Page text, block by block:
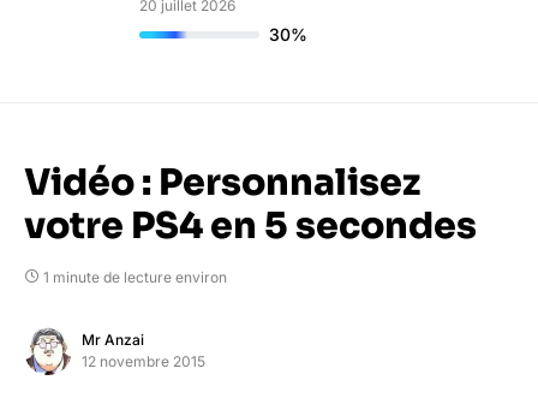
20 juillet 2026
30%
Vidéo : Personnalisez
votre PS4 en 5 secondes
1 minute de lecture environ
Mr Anzai
12 novembre 2015